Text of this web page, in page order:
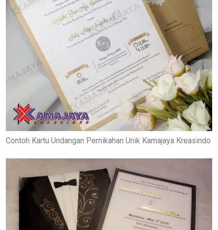
Contoh Kartu Undangan Pernikahan Unik Kamajaya Kreasindo